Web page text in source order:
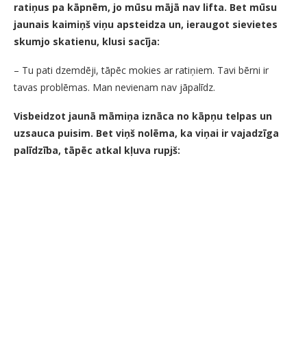
ratiņus pa kāpnēm, jo mūsu mājā nav lifta. Bet mūsu
jaunais kaimiņš viņu apsteidza un, ieraugot sievietes
skumjo skatienu, klusi sacīja:
– Tu pati dzemdēji, tāpēc mokies ar ratiņiem. Tavi bērni ir
tavas problēmas. Man nevienam nav jāpalīdz.
Visbeidzot jaunā māmiņa iznāca no kāpņu telpas un
uzsauca puisim. Bet viņš nolēma, ka viņai ir vajadzīga
palīdzība, tāpēc atkal kļuva rupjš: